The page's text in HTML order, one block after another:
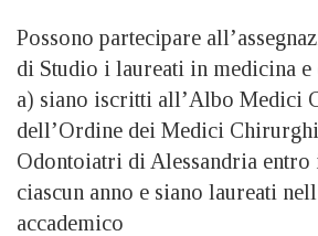
Possono partecipare
di Studio i laureati in medicina
a) siano iscritti all’Albo Medici
dell’Ordine dei Medici
Odontoiatri di Alessandria entro
ciascun anno e siano laureati
accademico